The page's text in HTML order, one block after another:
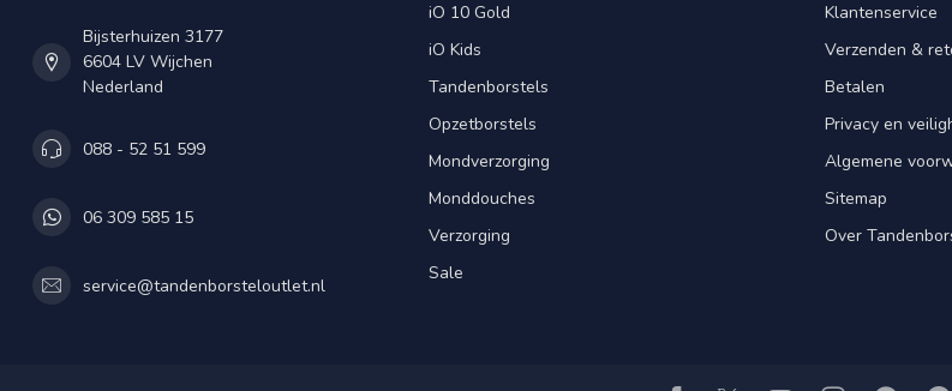
Bijsterhuizen 3177
6604 LV Wijchen
Nederland
088 - 52 51 599
06 309 585 15
service@tandenborsteloutlet.nl
iO 10 Gold
iO Kids
Tandenborstels
Opzetborstels
Mondverzorging
Monddouches
Verzorging
Sale
Klantenservice
Verzenden &
Betalen
Privacy en
Algemene
Sitemap
Over